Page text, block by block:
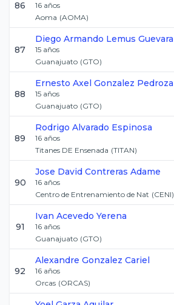
86 16 años
Aoma (AOMA)
87
Diego Armando Lemus Guevara
15 años
Guanajuato (GTO)
88
Ernesto Axel Gonzalez Pedroza
15 años
Guanajuato (GTO)
89
Rodrigo Alvarado Espinosa
16 años
Titanes DE Ensenada (TITAN)
90
Jose David Contreras Adame
16 años
Centro de Entrenamiento de Nat (CENI)
91
Ivan Acevedo Yerena
16 años
Guanajuato (GTO)
92
Alexandre Gonzalez Cariel
16 años
Orcas (ORCAS)